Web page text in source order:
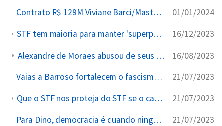
Contrato R$ 129M Viviane Barci/Master + reuniões Moraes-Galípolo + Toffoli avoca e recua — chokepoint em cadeia no caso Master (2024–2026) 01/01/2024
STF tem maioria para manter 'superpoderes' do TSE contra fake news nas eleições 16/12/2023
Alexandre de Moraes abusou de seus poderes no TSE? 16/08/2023
Vaias a Barroso fortalecem o fascismo? A esquerda pequeno burguesa se tornou mais defensora da ditadura do STF que os próprios juízes, é uma subserviência total que levará a um desastre para os trabalhadores. 21/07/2023
Que o STF nos proteja do STF se o caso dos ataques a Moraes virar jogo de sete erros. 21/07/2023
Para Dino, democracia é quando ninguém pode reclamar de nada. Ministro da Justiça disse que era preciso `acabar` com tais `abusos`. 21/07/2023